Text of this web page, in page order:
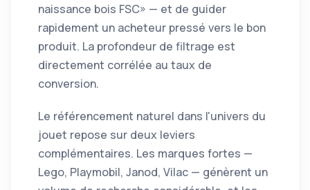
naissance bois FSC» — et de guider
rapidement un acheteur pressé vers le bon
produit. La profondeur de filtrage est
directement corrélée au taux de
conversion.
Le référencement naturel dans l'univers du
jouet repose sur deux leviers
complémentaires. Les marques fortes —
Lego, Playmobil, Janod, Vilac — génèrent un